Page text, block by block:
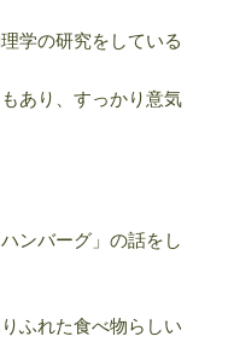
学の研究をしている
あり、すっかり意気
ンバーグ」の話をし
ふれた食べ物らしい